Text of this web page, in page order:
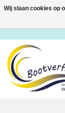
Toggle
Wij slaan cookies op